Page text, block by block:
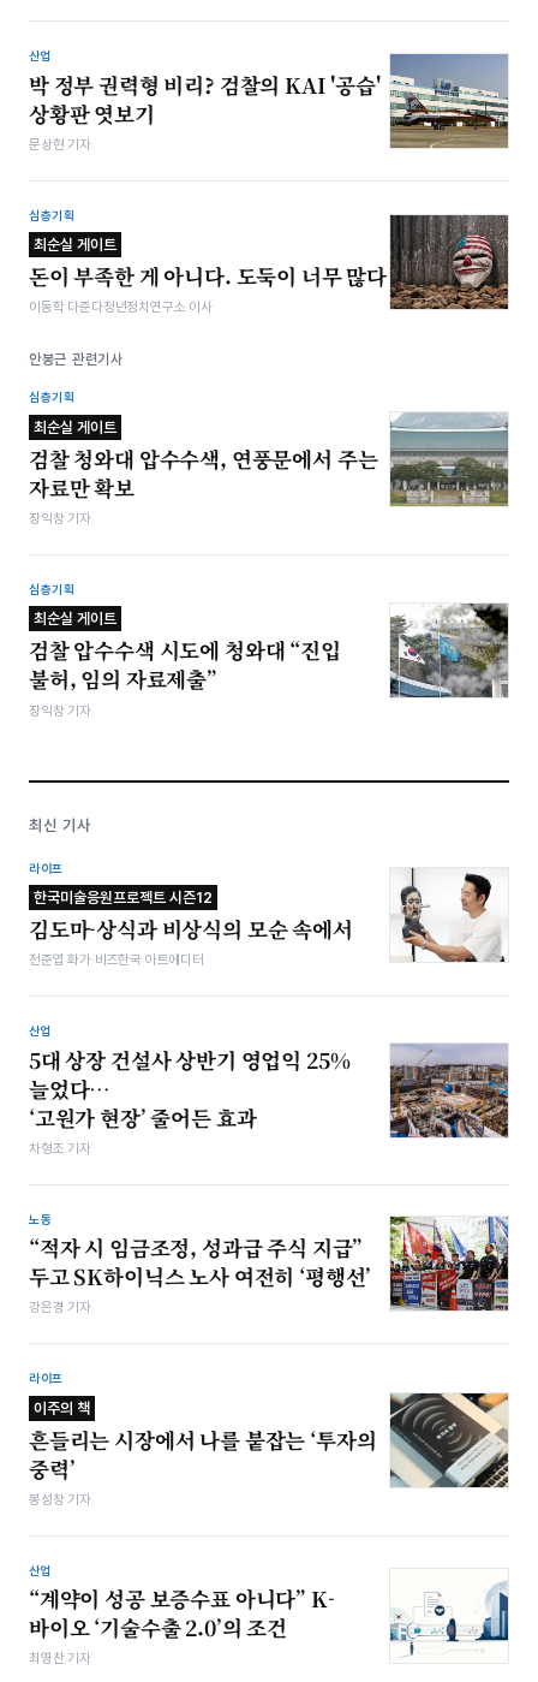
산업
박 정부 권력형 비리? 검찰의 KAI '공습'
상황판 엿보기
문상현 기자
심층기획
최순실 게이트
돈이 부족한 게 아니다. 도둑이 너무 많다
이동학 다준다청년정치연구소 이사​
안봉근 관련기사
심층기획
최순실 게이트
검찰 청와대 압수수색, 연풍문에서 주는
자료만 확보
장익창 기자
심층기획
최순실 게이트
검찰 압수수색 시도에 청와대 “진입
불허, 임의 자료제출”
장익창 기자
최신 기사
라이프
한국미술응원프로젝트 시즌12
김도마-상식과 비상식의 모순 속에서
전준엽 화가·비즈한국 아트에디터
산업
5대 상장 건설사 상반기 영업익 25%
늘었다…
‘고원가 현장’ 줄어든 효과
차형조 기자
노동
“적자 시 임금조정, 성과급 주식 지급”
두고 SK하이닉스 노사 여전히 ‘평행선’
강은경 기자
라이프
이주의 책
흔들리는 시장에서 나를 붙잡는 ‘투자의
중력’
봉성창 기자
산업
“계약이 성공 보증수표 아니다” K-
바이오 ‘기술수출 2.0’의 조건
최영찬 기자